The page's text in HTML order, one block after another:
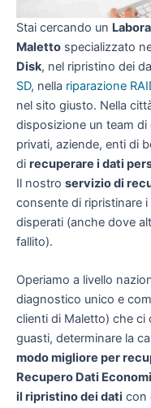
Stai cercando un
Maletto specializzato
Disk, nel ripristino dei
SD, nella riparazione
nel sito giusto. Nella
disposizione un team di
privati, aziende, enti di
di recuperare i dati
Il nostro servizio di
consente di ripristinare
disperati (anche dove
fallito).
Operiamo a livello
diagnostico unico e
clienti di Maletto) che ci
guasti, determinare la
modo migliore per
Recupero Dati
il ripristino dei dati con